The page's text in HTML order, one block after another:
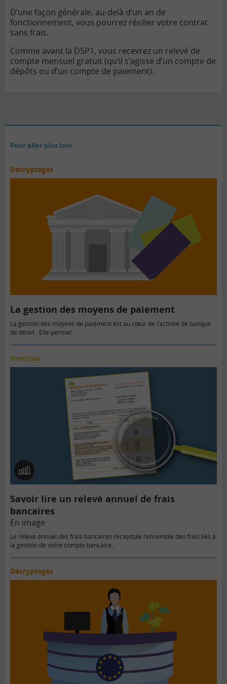
D’une façon générale, au-delà d’un an de
fonctionnement, vous pourrez résilier votre contrat
sans frais.
Comme avant la DSP1, vous recevrez un relevé de
compte mensuel gratuit (qu’il s’agisse d’un compte de
dépôts ou d’un compte de paiement).
Pour aller plus loin
Décryptages
La gestion des moyens de paiement
La gestion des moyens de paiement est au cœur de l’activité de banque
de détail . Elle permet…
Pratique
En
image
Savoir lire un relevé annuel de frais
bancaires
En image
Le relevé annuel des frais bancaires récapitule l’ensemble des frais liés à
la gestion de votre compte bancaire…
Décryptages